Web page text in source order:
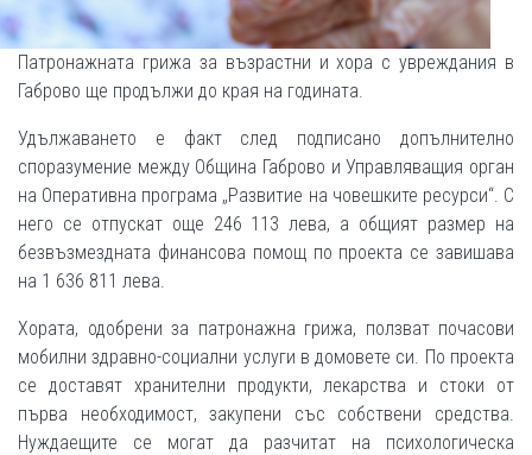
Патронажната грижа за възрастни и хора с увреждания в
Габрово ще продължи до края на годината.
Удължаването е факт след подписано допълнително
споразумение между Община Габрово и Управляващия орган
на Оперативна програма „Развитие на човешките ресурси“. С
него се отпускат още 246 113 лева, а общият размер на
безвъзмездната финансова помощ по проекта се завишава
на 1 636 811 лева.
Хората, одобрени за патронажна грижа, ползват почасови
мобилни здравно-социални услуги в домовете си. По проекта
се доставят хранителни продукти, лекарства и стоки от
първа необходимост, закупени със собствени средства.
Нуждаещите се могат да разчитат на психологическа